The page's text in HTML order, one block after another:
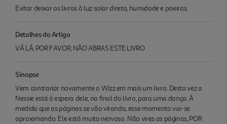
Evitar deixar os livros à luz solar direta, humidade e poeiras.
Detalhes do Artigo
VÁ LÁ, POR FAVOR, NÃO ABRAS ESTE LIVRO
Sinopse
Vem contrariar novamente o Wizz em mais um livro. Desta vez a
Nessie está à espera dele, no final do livro, para uma dança. À
medida que as páginas se vão virando, esse momento vai-se
aproximando. Ele está muito nervoso. Não vires as páginas, POR